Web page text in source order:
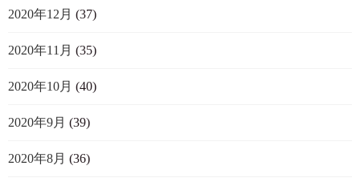
2020年12月 (37)
2020年11月 (35)
2020年10月 (40)
2020年9月 (39)
2020年8月 (36)